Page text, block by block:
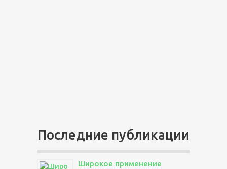
Последние публикации
Широкое применение